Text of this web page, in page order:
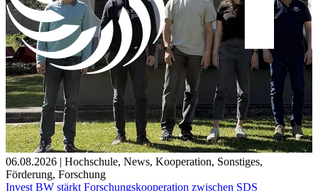
06.08.2026 | Hochschule, News, Kooperation, Sonstiges,
Förderung, Forschung
Invest BW stärkt Forschungskooperation zwischen SDS